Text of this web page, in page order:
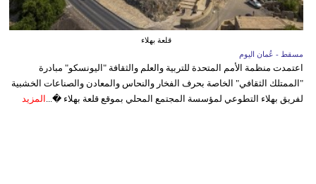
قلعة بهلاء
مسقط - عُمان اليوم
اعتمدت منظمة الأمم المتحدة للتربية والعلم والثقافة "اليونسكو" مبادرة
"الممتلك الثقافي" الخاصة بحرف الفخار والنحاس والمعادن والصناعات الخشبية
لفريق بهلاء التطوعي لمؤسسة المجتمع المحلي بموقع قلعة بهلاء �... المزيد